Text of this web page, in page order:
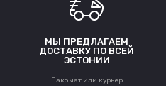
МЫ ПРЕДЛАГАЕМ
ДОСТАВКУ ПО ВСЕЙ
ЭСТОНИИ
Пакомат или курьер